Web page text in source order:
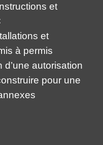
et
et
à permis
autorisation
pour une